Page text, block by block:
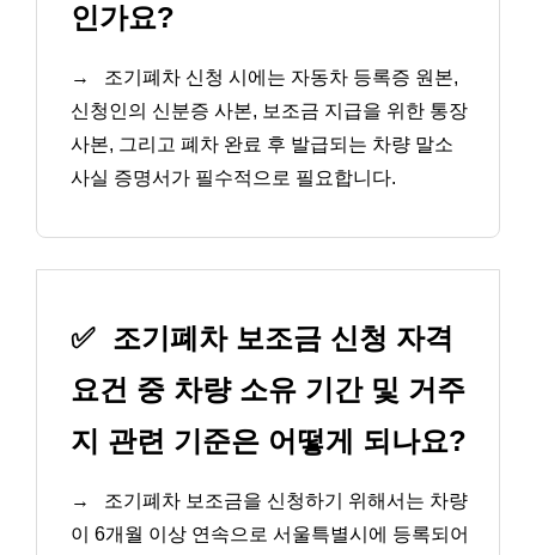
인가요?
→
조기폐차 신청 시에는 자동차 등록증 원본,
신청인의 신분증 사본, 보조금 지급을 위한 통장
사본, 그리고 폐차 완료 후 발급되는 차량 말소
사실 증명서가 필수적으로 필요합니다.
✅ 조기폐차 보조금 신청 자격
요건 중 차량 소유 기간 및 거주
지 관련 기준은 어떻게 되나요?
→
조기폐차 보조금을 신청하기 위해서는 차량
이 6개월 이상 연속으로 서울특별시에 등록되어